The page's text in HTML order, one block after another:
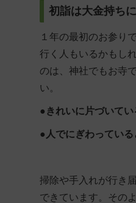
初詣は大金持ち
１年の最初のお参り
行く人もいるかもし
のは、神社でもお寺
い。
●きれいに片づいてい
●人でにぎわっている
掃除や手入れが行き
できています。その